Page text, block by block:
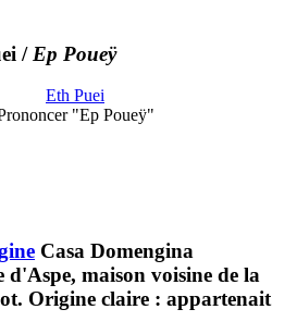
/ Ep Poueÿ
Eth Puei
"Ep Poueÿ"
Casa Domengina
d'Aspe, maison voisine de la
Origine claire : appartenait